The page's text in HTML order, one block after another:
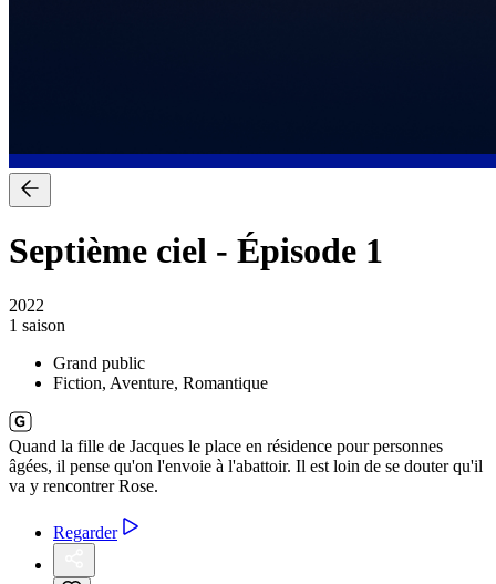
Septième ciel - Épisode 1
2022
1 saison
Grand public
Fiction, Aventure, Romantique
Quand la fille de Jacques le place en résidence pour personnes
âgées, il pense qu'on l'envoie à l'abattoir. Il est loin de se douter qu'il
va y rencontrer Rose.
Regarder